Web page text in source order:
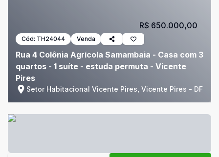
Cód: TH24044 Venda
Rua 4 Colônia Agrícola Samambaia - Casa com 3
quartos - 1 suíte - estuda permuta - Vicente
Pires
Setor Habitacional Vicente Pires, Vicente Pires - DF
R$ 650.000,00